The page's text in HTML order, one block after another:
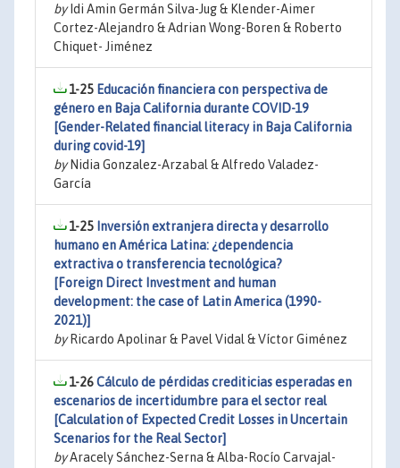
byIdi Amin Germán Silva-Jug & Klender-Aimer
Cortez-Alejandro & Adrian Wong-Boren & Roberto
Chiquet- Jiménez
1-25 Educación financiera con perspectiva de
género en Baja California durante COVID-19
[Gender-Related financial literacy in Baja California
during covid-19]
byNidia Gonzalez-Arzabal & Alfredo Valadez-
García
1-25 Inversión extranjera directa y desarrollo
humano en América Latina: ¿dependencia
extractiva o transferencia tecnológica?
[Foreign Direct Investment and human
development: the case of Latin America (1990-
2021)]
byRicardo Apolinar & Pavel Vidal & Víctor Giménez
1-26Cálculo de pérdidas crediticias esperadas en
escenarios de incertidumbre para el sector real
[Calculation of Expected Credit Losses in Uncertain
Scenarios for the Real Sector]
byAracely Sánchez-Serna & Alba-Rocío Carvajal-